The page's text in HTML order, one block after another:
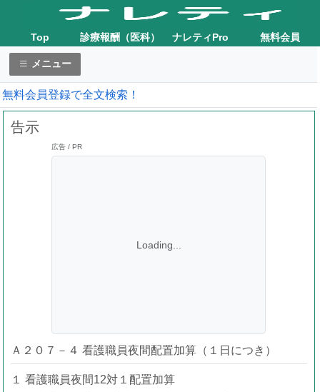
Top 診療報酬（医科） ナレティPro 無料会員
メニュー
無料会員登録で全文検索！
告示
広告 / PR
Loading...
Ａ２０７－４ 看護職員夜間配置加算（１日につき）
１ 看護職員夜間12対１配置加算